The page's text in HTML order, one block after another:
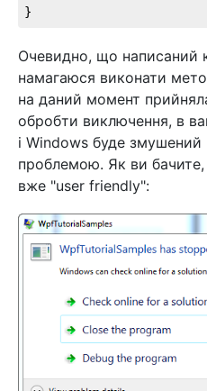
}
Очевидно, що написаний
намагаюся виконати
на даний момент
обробти виключення, в
і Windows буде змушений
проблемою. Як ви
вже "user friendly":